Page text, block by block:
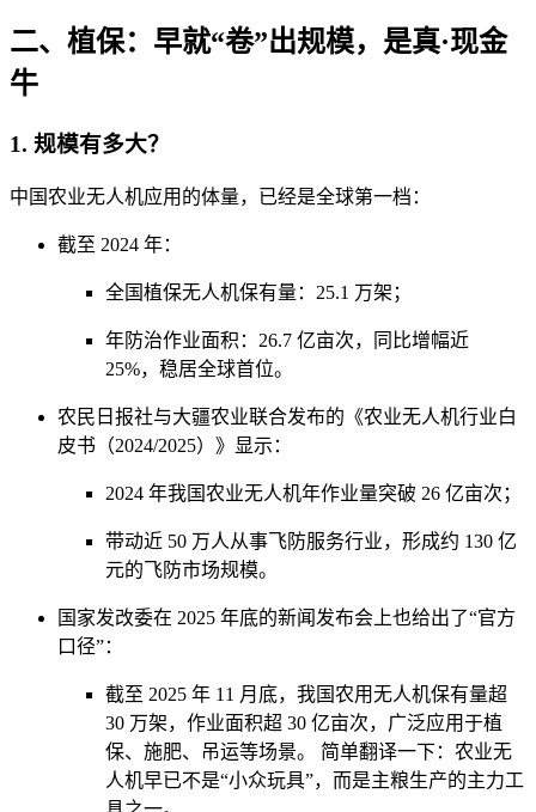
二、植保：早就“卷”出规模，是真·现金
牛
1. 规模有多大？
中国农业无人机应用的体量，已经是全球第一档：
截至 2024 年：
全国植保无人机保有量：25.1 万架；
年防治作业面积：26.7 亿亩次，同比增幅近
25%，稳居全球首位。
农民日报社与大疆农业联合发布的《农业无人机行业白
皮书（2024/2025）》显示：
2024 年我国农业无人机年作业量突破 26 亿亩次；
带动近 50 万人从事飞防服务行业，形成约 130 亿
元的飞防市场规模。
国家发改委在 2025 年底的新闻发布会上也给出了“官方
口径”：
截至 2025 年 11 月底，我国农用无人机保有量超
30 万架，作业面积超 30 亿亩次，广泛应用于植
保、施肥、吊运等场景。 简单翻译一下：农业无
人机早已不是“小众玩具”，而是主粮生产的主力工